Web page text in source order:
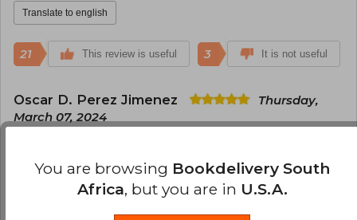
Translate to english
21 This review is useful 3 It is not useful
Oscar D. Perez Jimenez
Thursday,
March 07, 2024
excelente servicio 100 % recomendado.
You are browsing Bookdelivery South
Africa, but you are in U.S.A.